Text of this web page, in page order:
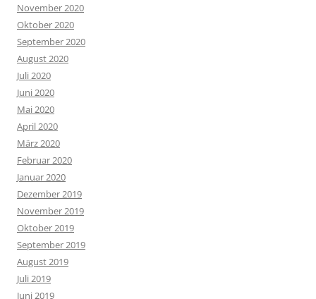
November 2020
Oktober 2020
September 2020
August 2020
Juli 2020
Juni 2020
Mai 2020
April 2020
März 2020
Februar 2020
Januar 2020
Dezember 2019
November 2019
Oktober 2019
September 2019
August 2019
Juli 2019
Juni 2019